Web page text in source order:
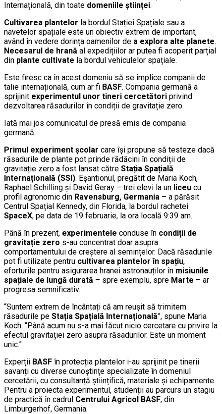
Internațională, din toate domeniile științei.
Cultivarea plantelor la bordul Stației Spațiale sau a
navetelor spațiale este un obiectiv extrem de important,
având în vedere dorința oamenilor de a explora alte planete.
Necesarul de hrană al expedițiilor ar putea fi acoperit parțial
din plante cultivate la bordul vehiculelor spațiale.
Este firesc ca în acest domeniu să se implice companii de
talie internațională, cum ar fi BASF. Compania germană a
sprijinit experimentul unor tineri cercetători privind
dezvoltarea răsadurilor în condiții de gravitație zero.
Iată mai jos comunicatul de presă emis de compania
germană:
Primul experiment școlar care își propune să testeze dacă
răsadurile de plante pot prinde rădăcini în condiții de
gravitație zero a fost lansat către Stația Spațială
Internațională (SSI). Eșantionul, pregătit de Maria Koch,
Raphael Schilling și David Geray – trei elevi la un liceu cu
profil agronomic din Ravensburg, Germania – a părăsit
Centrul Spațial Kennedy, din Florida, la bordul rachetei
SpaceX, pe data de 19 februarie, la ora locală 9:39 am.
Până în prezent, experimentele conduse în condiții de
gravitație zero s-au concentrat doar asupra
comportamentului de creștere al semințelor. Dacă răsadurile
pot fi utilizate pentru cultivarea plantelor în spațiu,
eforturile pentru asigurarea hranei astronauților în misiunile
spațiale de lungă durată – spre exemplu, spre Marte – ar
progresa semnificativ.
“Suntem extrem de încântați că am reușit să trimitem
răsadurile pe Stația Spațială Internațională”, spune Maria
Koch. “Până acum nu s-a mai făcut nicio cercetare cu privire la
efectul gravitației zero asupra răsadurilor. Este un moment
unic.”
Experții BASF în protecția plantelor i-au sprijinit pe tinerii
savanți cu diverse cunoștințe specializate în domeniul
cercetării, cu consultanță științifică, materiale și echipamente.
Pentru a proiecta experimentul, studenții au parcurs un stagiu
de practică în cadrul Centrului Agricol BASF, din
Limburgerhof, Germania.